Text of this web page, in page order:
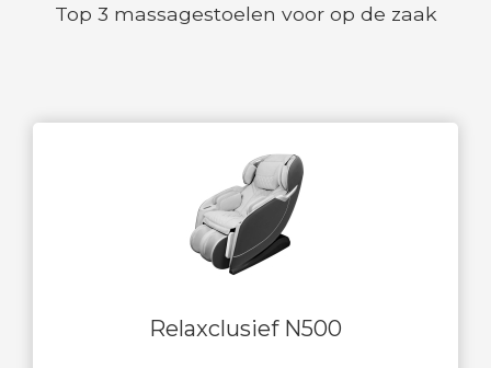
Top 3 massagestoelen voor op de zaak
Relaxclusief N500